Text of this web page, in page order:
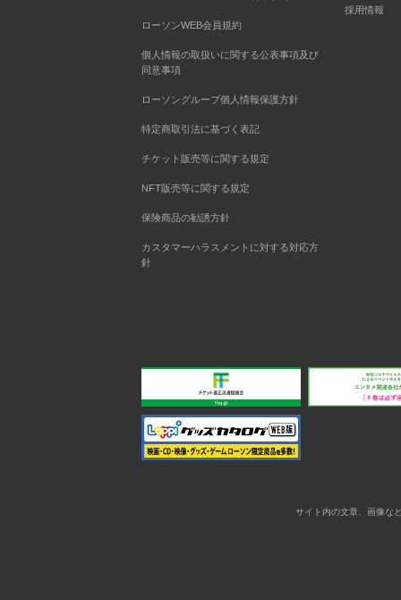
ローソンWEB会員規約
個人情報の取扱いに関する公表事項及び
同意事項
ローソングループ個人情報保護方針
特定商取引法に基づく表記
チケット販売等に関する規定
NFT販売等に関する規定
保険商品の勧誘方針
カスタマーハラスメントに対する対応方
針
採用情報
サイト内の文章、画像な